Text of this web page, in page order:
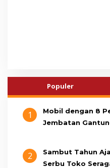
Populer
1
Mobil dengan 8
Jembatan
2
Sambut Tahun
Serbu Toko